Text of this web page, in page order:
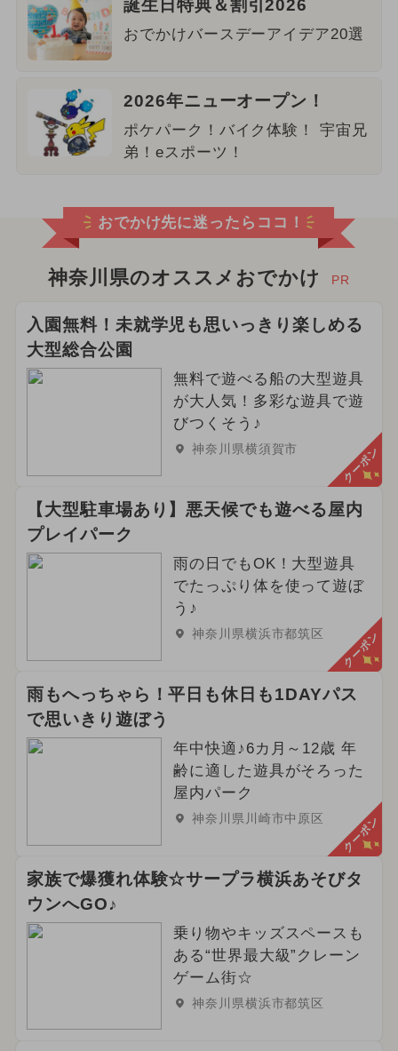
誕生日特典＆割引2026
おでかけバースデーアイデア20選
2026年ニューオープン！
ポケパーク！バイク体験！ 宇宙兄
弟！eスポーツ！
おでかけ先に迷ったらココ！
神奈川県のオススメおでかけ PR
入園無料！未就学児も思いっきり楽しめる
大型総合公園
無料で遊べる船の大型遊具
が大人気！多彩な遊具で遊
びつくそう♪
神奈川県横須賀市 クーポン
【大型駐車場あり】悪天候でも遊べる屋内
プレイパーク
雨の日でもOK！大型遊具
でたっぷり体を使って遊ぼ
う♪
神奈川県横浜市都筑区 クーポン
雨もへっちゃら！平日も休日も1DAYパス
で思いきり遊ぼう
年中快適♪6カ月～12歳 年
齢に適した遊具がそろった
屋内パーク
神奈川県川崎市中原区 クーポン
家族で爆獲れ体験☆サープラ横浜あそびタ
ウンへGO♪
乗り物やキッズスペースも
ある“世界最大級”クレーン
ゲーム街☆
神奈川県横浜市都筑区